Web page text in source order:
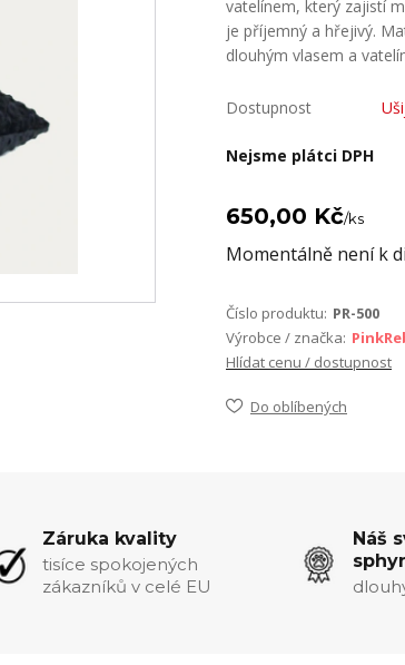
vatelínem, který zajistí
je příjemný a hřejivý.
dlouhým vlasem a
Dostupnost
Nejsme plátci DPH
650,00 Kč/ks
Momentálně není k
Číslo produktu: PR-500
Výrobce / značka:
Hlídat cenu / dostupnost
Do oblíbených
Záruka kvality
tisíce spokojených
zákazníků v celé EU
Náš